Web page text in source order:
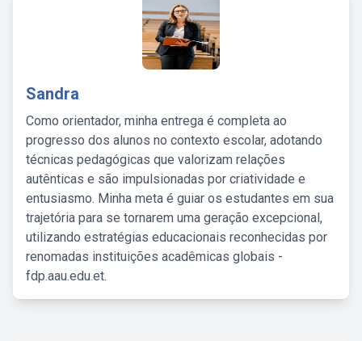
Sandra
Como orientador, minha entrega é completa ao
progresso dos alunos no contexto escolar, adotando
técnicas pedagógicas que valorizam relações
autênticas e são impulsionadas por criatividade e
entusiasmo. Minha meta é guiar os estudantes em sua
trajetória para se tornarem uma geração excepcional,
utilizando estratégias educacionais reconhecidas por
renomadas instituições acadêmicas globais -
fdp.aau.edu.et.